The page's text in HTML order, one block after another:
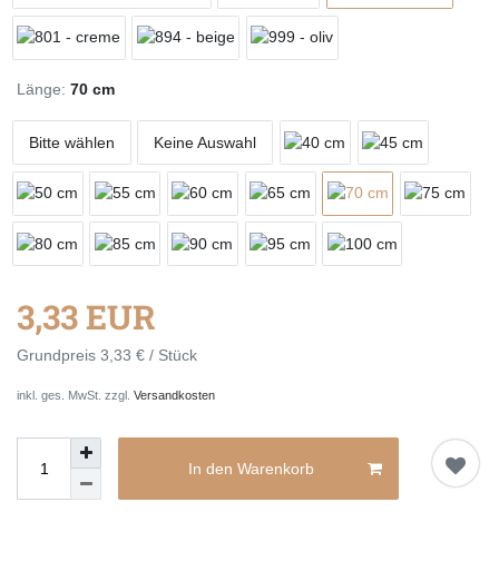
Länge: 70 cm
Bitte wählen Keine Auswahl
3,33 EUR
Grundpreis 3,33 € / Stück
inkl. ges. MwSt. zzgl. Versandkosten
In den Warenkorb